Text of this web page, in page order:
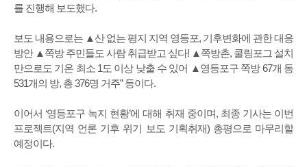
를 진행해 보도했다.
보도 내용으로는 ▲산 없는 평지 지역 영등포, 기후변화에 관한 대응
방안 ▲쪽방 주민들도 사람 취급받고 싶다! ▲쪽방촌, 쿨링포그 설치
만으로도 기온 최소 1도 이상 낮출 수 있어 ▲영등포구 쪽방 67개 동
531개의 방, 총 376명 거주” 등이다.
이어서 ‘영등포구 녹지 현황’에 대해 취재 중이며, 최종 기사는 이번
프로젝트(지역 언론 기후 위기 보도 기획취재) 총평으로 마무리할
예정이다.